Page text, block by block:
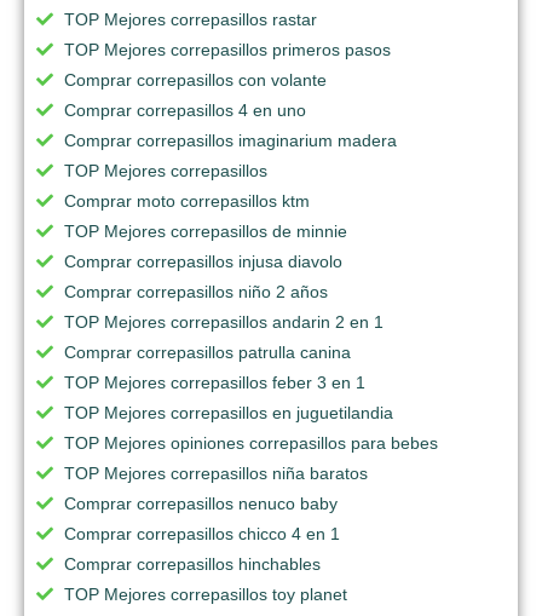
TOP Mejores correpasillos rastar
TOP Mejores correpasillos primeros pasos
Comprar correpasillos con volante
Comprar correpasillos 4 en uno
Comprar correpasillos imaginarium madera
TOP Mejores correpasillos
Comprar moto correpasillos ktm
TOP Mejores correpasillos de minnie
Comprar correpasillos injusa diavolo
Comprar correpasillos niño 2 años
TOP Mejores correpasillos andarin 2 en 1
Comprar correpasillos patrulla canina
TOP Mejores correpasillos feber 3 en 1
TOP Mejores correpasillos en juguetilandia
TOP Mejores opiniones correpasillos para bebes
TOP Mejores correpasillos niña baratos
Comprar correpasillos nenuco baby
Comprar correpasillos chicco 4 en 1
Comprar correpasillos hinchables
TOP Mejores correpasillos toy planet